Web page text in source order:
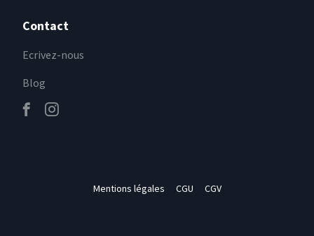
Contact
Ecrivez-nous
Blog
Mentions légales CGU CGV